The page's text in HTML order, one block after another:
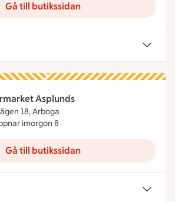
Gå till butikssidan
Asplunds
18, Arboga
Asplunds har stängt idag,
imorgon 8
Gå till butikssidan